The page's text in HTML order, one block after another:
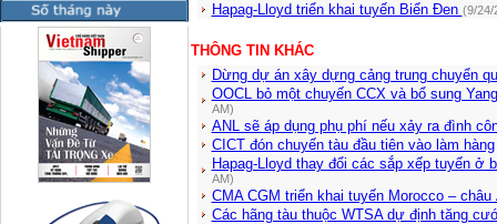
Hapag-Lloyd triển khai tuyến Biển Đen (9/24/
THÔNG TIN KHÁC
Dừng dự án xây dựng cảng trung chuyển
OOCL bỏ một chuyến CCX và bổ sung
AM)
ANL sẽ áp dụng phụ phí nếu xảy ra đình
CICT đón chuyến tàu đầu tiên vào làm hàng
Hapag-Lloyd thay đổi các sắp xếp tuyến ở
AM)
CMA CGM triển khai tuyến Morocco – châu
Các hãng tàu thuộc WTSA dự định tăng